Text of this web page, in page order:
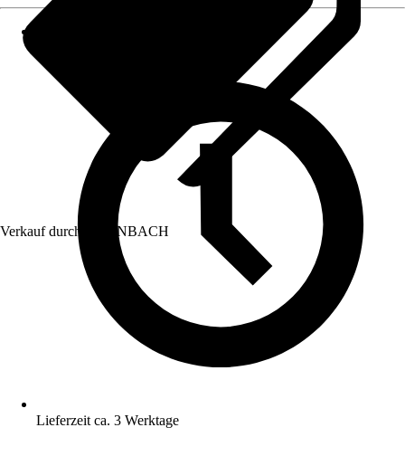
Verkauf durch: HORNBACH
Lieferzeit ca. 3 Werktage